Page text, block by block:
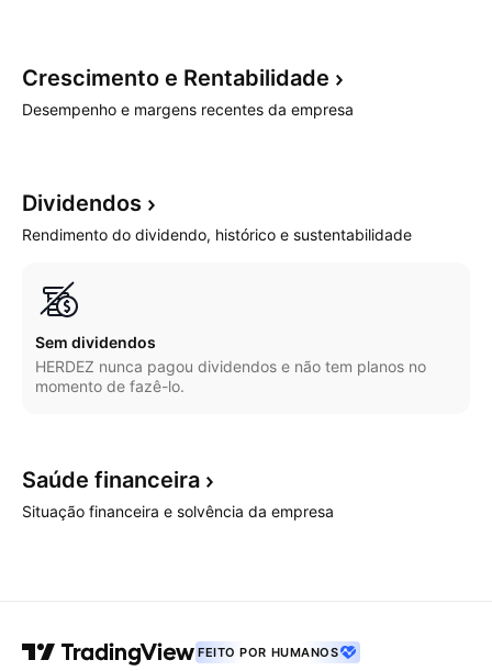
Crescimento e Rentabilidade
Desempenho e margens recentes da empresa
Dividendos
Rendimento do dividendo, histórico e sustentabilidade
Sem dividendos
HERDEZ nunca pagou dividendos e não tem planos no
momento de fazê-lo.
Saúde financeira
Situação financeira e solvência da empresa
FEITO POR HUMANOS